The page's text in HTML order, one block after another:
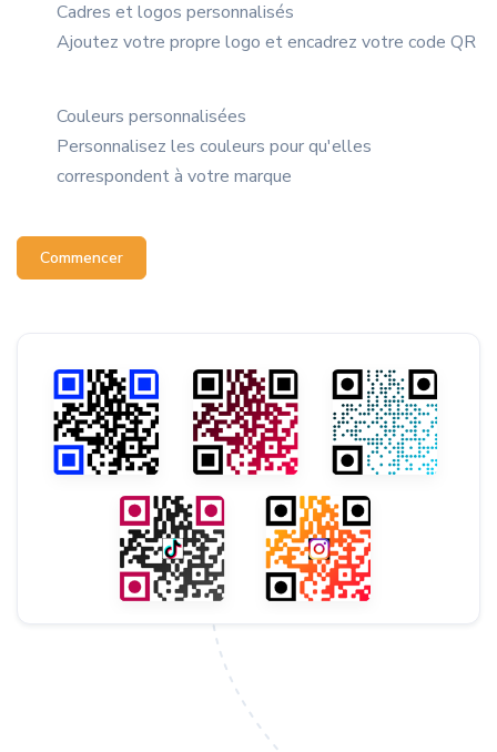
Cadres et logos personnalisés
Ajoutez votre propre logo et encadrez votre code QR
Couleurs personnalisées
Personnalisez les couleurs pour qu'elles
correspondent à votre marque
Commencer